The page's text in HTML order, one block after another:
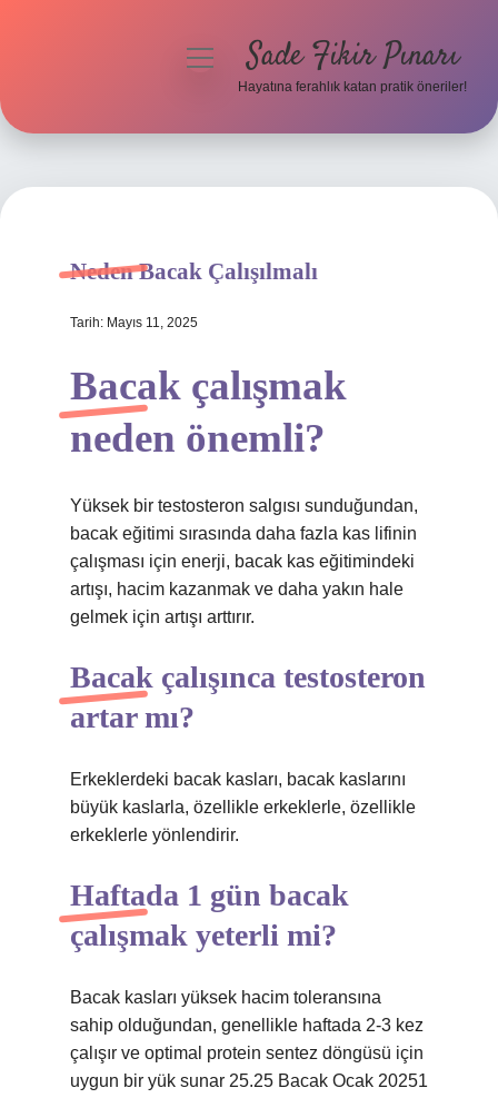
Hakkımızda
menüyüSade Fikir Pınarı
Hayatına ferahlık katan pratik öneriler!
Neden Bacak Çalışılmalı
Tarih: Mayıs 11, 2025
Bacak çalışmak
neden önemli?
Yüksek bir testosteron salgısı sunduğundan,
bacak eğitimi sırasında daha fazla kas lifinin
çalışması için enerji, bacak kas eğitimindeki
artışı, hacim kazanmak ve daha yakın hale
gelmek için artışı arttırır.
Bacak çalışınca testosteron
artar mı?
Erkeklerdeki bacak kasları, bacak kaslarını
büyük kaslarla, özellikle erkeklerle, özellikle
erkeklerle yönlendirir.
Haftada 1 gün bacak
çalışmak yeterli mi?
Bacak kasları yüksek hacim toleransına
sahip olduğundan, genellikle haftada 2-3 kez
çalışır ve optimal protein sentez döngüsü için
uygun bir yük sunar 25.25 Bacak Ocak 20251